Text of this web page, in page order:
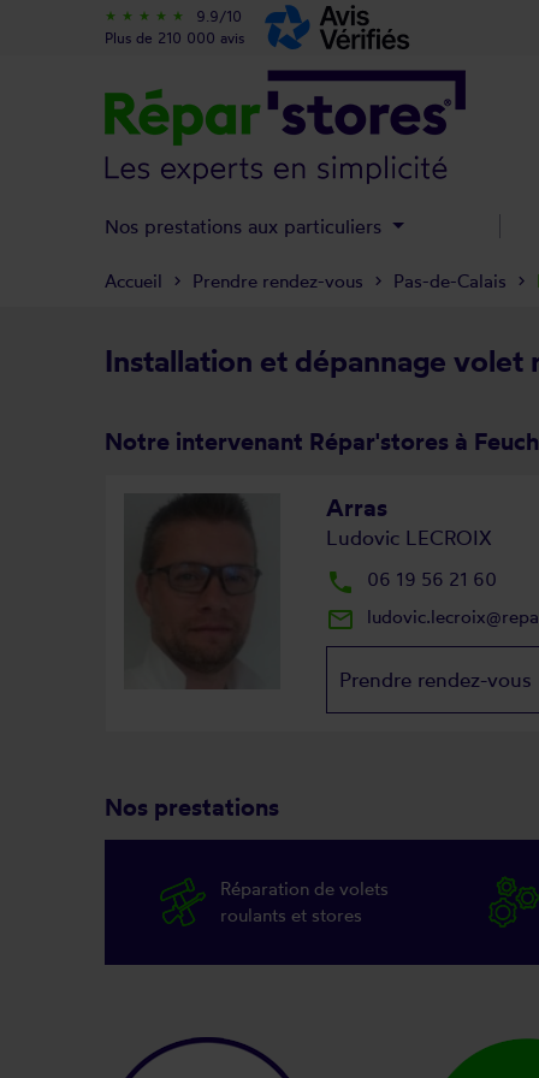
Installation et dépannage volet
Notre intervenant Répar'stores à
Arras
Ludovic LECROIX
local_phone 06 19 56 21 60
mail_outline
Prendre rendez-vous
Nos prestations
Réparation de volets
roulants et stores
Accueil Prendre rendez-vous Pas-de-Calais
star_rate star_rate star_rate star_rate star_rate
9.9/10
Plus de 210 000 avis
Nos prestations aux particuliers